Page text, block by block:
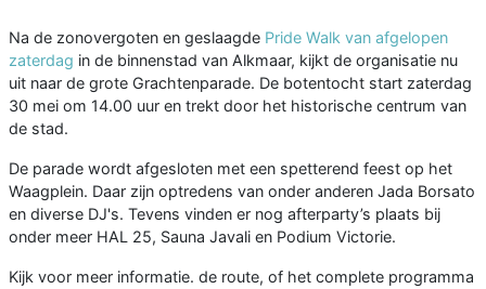
Na de zonovergoten en geslaagde Pride Walk van afgelopen
zaterdag in de binnenstad van Alkmaar, kijkt de organisatie nu
uit naar de grote Grachtenparade. De botentocht start zaterdag
30 mei om 14.00 uur en trekt door het historische centrum van
de stad.
De parade wordt afgesloten met een spetterend feest op het
Waagplein. Daar zijn optredens van onder anderen Jada Borsato
en diverse DJ's. Tevens vinden er nog afterparty’s plaats bij
onder meer HAL 25, Sauna Javali en Podium Victorie.
Kijk voor meer informatie. de route, of het complete programma